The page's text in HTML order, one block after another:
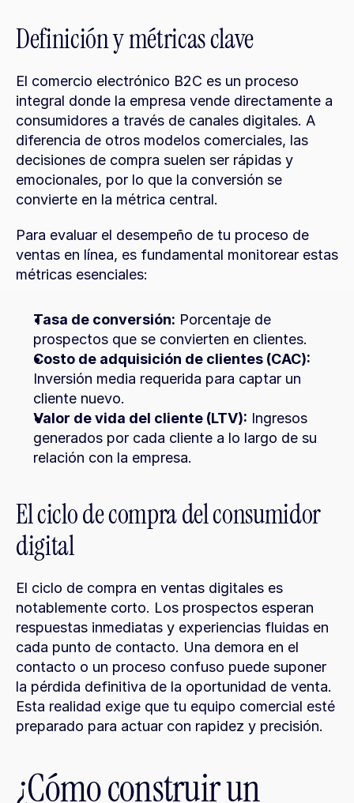
Definición y métricas clave
El comercio electrónico B2C es un proceso
integral donde la empresa vende directamente a
consumidores a través de canales digitales. A
diferencia de otros modelos comerciales, las
decisiones de compra suelen ser rápidas y
emocionales, por lo que la conversión se
convierte en la métrica central.
Para evaluar el desempeño de tu proceso de
ventas en línea, es fundamental monitorear estas
métricas esenciales:
Tasa de conversión: Porcentaje de
prospectos que se convierten en clientes.
Costo de adquisición de clientes (CAC):
Inversión media requerida para captar un
cliente nuevo.
Valor de vida del cliente (LTV): Ingresos
generados por cada cliente a lo largo de su
relación con la empresa.
El ciclo de compra del consumidor
digital
El ciclo de compra en ventas digitales es
notablemente corto. Los prospectos esperan
respuestas inmediatas y experiencias fluidas en
cada punto de contacto. Una demora en el
contacto o un proceso confuso puede suponer
la pérdida definitiva de la oportunidad de venta.
Esta realidad exige que tu equipo comercial esté
preparado para actuar con rapidez y precisión.
¿Cómo construir un